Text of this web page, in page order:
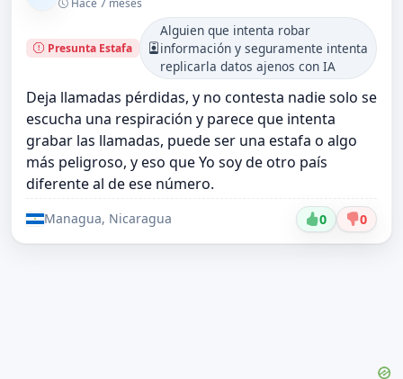
Hace 7 meses
Presunta Estafa
Alguien que intenta robar
información y seguramente intenta
replicarla datos ajenos con IA
Deja llamadas pérdidas, y no contesta nadie solo se
escucha una respiración y parece que intenta
grabar las llamadas, puede ser una estafa o algo
más peligroso, y eso que Yo soy de otro país
diferente al de ese número.
Managua, Nicaragua 0 0